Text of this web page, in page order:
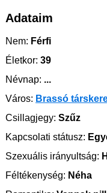
Adataim
Nem: Férfi
Életkor: 39
Névnap: ...
Város: Brassó
Csillagjegy: Szűz
Kapcsolati státusz:
Szexuális irányultság:
Féltékenység: Néha